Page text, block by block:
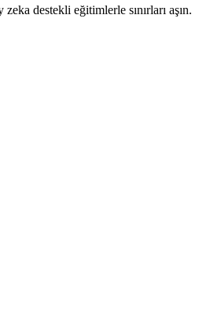
destekli eğitimlerle sınırları aşın.